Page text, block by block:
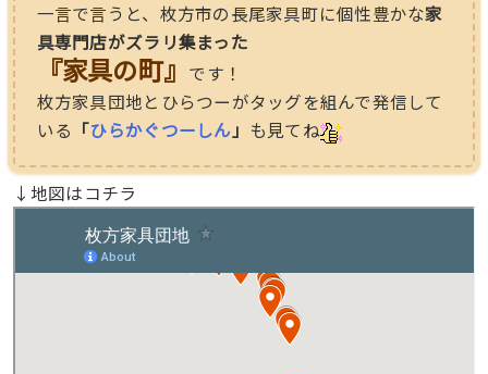
一言で言うと、枚方市の長尾家具町に個性豊かな家
具専門店がズラリ集まった
『家具の町』 です！
枚方家具団地とひらつーがタッグを組んで発信して
いる 「ひらかぐつーしん 」 も見てね
↓地図はコチラ